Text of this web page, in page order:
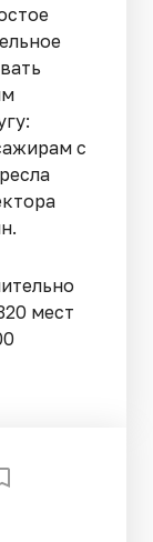
с
мест